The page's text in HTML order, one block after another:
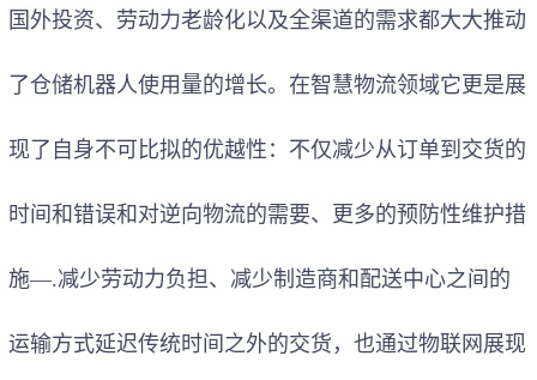
国外投资、劳动力老龄化以及全渠道的需求都大大推动
了仓储机器人使用量的增长。在智慧物流领域它更是展
现了自身不可比拟的优越性：不仅减少从订单到交货的
时间和错误和对逆向物流的需要、更多的预防性维护措
施—.减少劳动力负担、减少制造商和配送中心之间的
运输方式延迟传统时间之外的交货，也通过物联网展现